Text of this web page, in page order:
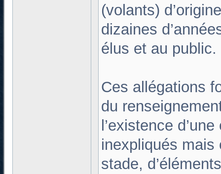
(volants)
dizaines
élus et au public.
Ces allégations
du
l’existence
inexpliqués mais
stade,